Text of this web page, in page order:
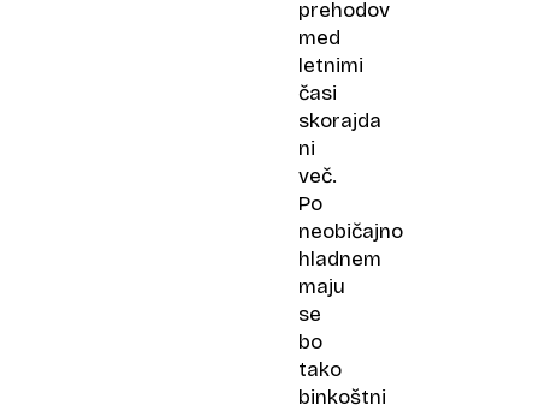
prehodov
med
letnimi
časi
skorajda
ni
več.
Po
neobičajno
hladnem
maju
se
bo
tako
binkoštni